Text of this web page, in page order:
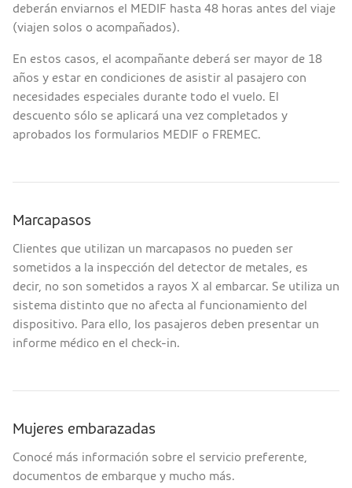
deberán enviarnos el MEDIF hasta 48 horas antes del viaje
(viajen solos o acompañados).
En estos casos, el acompañante deberá ser mayor de 18
años y estar en condiciones de asistir al pasajero con
necesidades especiales durante todo el vuelo. El
descuento sólo se aplicará una vez completados y
aprobados los formularios MEDIF o FREMEC.
Marcapasos
Clientes que utilizan un marcapasos no pueden ser
sometidos a la inspección del detector de metales, es
decir, no son sometidos a rayos X al embarcar. Se utiliza un
sistema distinto que no afecta al funcionamiento del
dispositivo. Para ello, los pasajeros deben presentar un
informe médico en el check-in.
Mujeres embarazadas
Conocé más información sobre el servicio preferente,
documentos de embarque y mucho más.